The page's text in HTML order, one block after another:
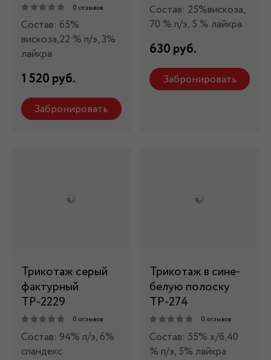
0 отзывов
Состав: 65%
вискоза,22 % п/э, 3%
лайкра
1 520 руб.
Забронировать
Состав: 25%вискоза,
70 % п/э, 5 % лайкра
630 руб.
Забронировать
Трикотаж серый
фактурный
ТР-2229
0 отзывов
Состав: 94% п/э, 6%
спандекс
Трикотаж в сине-
белую полоску
ТР-274
0 отзывов
Состав: 55% х/б,40
% п/э, 5% лайкра